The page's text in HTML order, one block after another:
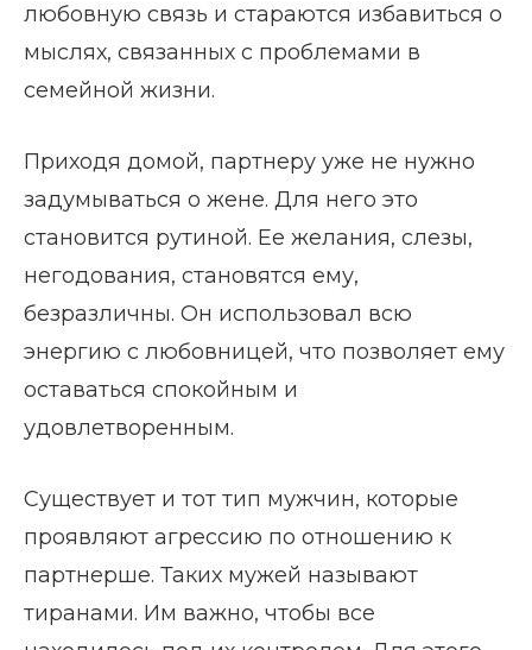
любовную связь и стараются избавиться о
мыслях, связанных с проблемами в
семейной жизни.
Приходя домой, партнеру уже не нужно
задумываться о жене. Для него это
становится рутиной. Ее желания, слезы,
негодования, становятся ему,
безразличны. Он использовал всю
энергию с любовницей, что позволяет ему
оставаться спокойным и
удовлетворенным.
Существует и тот тип мужчин, которые
проявляют агрессию по отношению к
партнерше. Таких мужей называют
тиранами. Им важно, чтобы все